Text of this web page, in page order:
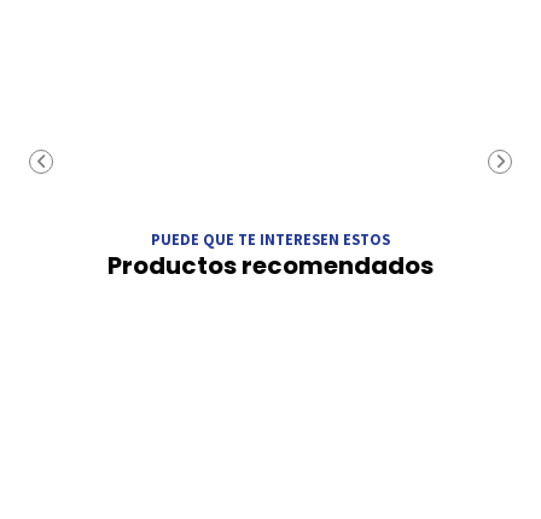
PUEDE QUE TE INTERESEN ESTOS
Productos recomendados